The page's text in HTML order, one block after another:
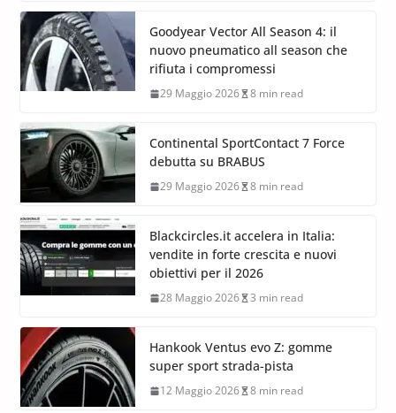
Goodyear Vector All Season 4: il
nuovo pneumatico all season che
rifiuta i compromessi
29 Maggio 2026 8 min read
Continental SportContact 7 Force
debutta su BRABUS
29 Maggio 2026 8 min read
Blackcircles.it accelera in Italia:
vendite in forte crescita e nuovi
obiettivi per il 2026
28 Maggio 2026 3 min read
Hankook Ventus evo Z: gomme
super sport strada-pista
12 Maggio 2026 8 min read